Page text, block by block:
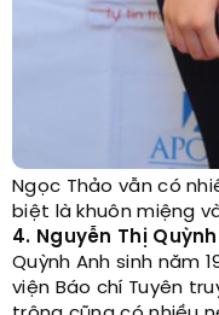
Ngọc Thảo vẫn có
biệt là khuôn miệng
4. Nguyễn Thị
Quỳnh Anh sinh năm
viện Báo chí Tuyên